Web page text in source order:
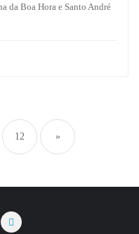
da Boa Hora e Santo André
12 »